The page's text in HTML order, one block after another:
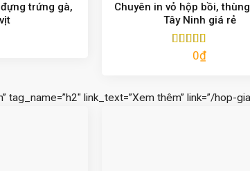
trứng gà,
Chuyên in vỏ hộp bồi,
Tây Ninh giá rẻ
Được xếp
0₫
link_text=”Xem thêm” link=”/hop-